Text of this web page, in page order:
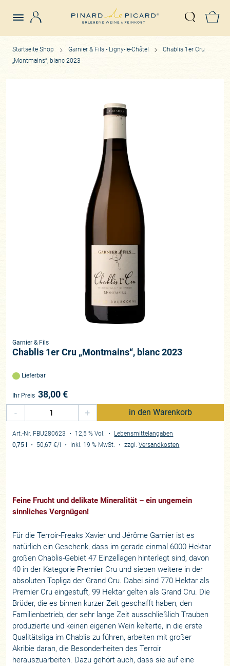
Suche
Startseite Shop Garnier & Fils - Ligny-le-Châtel
Chablis 1er Cru
„Montmains“, blanc 2023
Garnier & Fils
Chablis 1er Cru „Montmains“, blanc 2023
Lieferbar
Ihr Preis 38,00€
-
+ in den Warenkorb
Art.-Nr. FBU280623 ・ 12,5 % Vol. ・ Lebensmittelangaben
0,75 l
・ 50,67 €/l ・ inkl. 19 % MwSt. ・zzgl.Versandkosten
Feine Frucht und delikate Mineralität – ein ungemein
sinnliches Vergnügen!
Für die Terroir-Freaks Xavier und Jérôme Garnier ist es
natürlich ein Geschenk, dass im gerade einmal 6000 Hektar
großen Chablis-Gebiet 47 Einzellagen hinterlegt sind, davon
40 in der Kategorie Premier Cru und sieben weitere in der
absoluten Topliga der Grand Cru. Dabei sind 770 Hektar als
Premier Cru eingestuft, 99 Hektar gelten als Grand Cru. Die
Brüder, die es binnen kurzer Zeit geschafft haben, den
Familienbetrieb, der sehr lange Zeit ausschließlich Trauben
produzierte und keinen eigenen Wein kelterte, in die erste
Qualitätsliga im Chablis zu führen, arbeiten mit großer
Akribie daran, die Besonderheiten des Terroir
herauszuarbeiten. Dazu gehört auch, dass sie auf eine